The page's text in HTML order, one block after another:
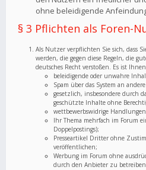
ohne beleidigende
§ 3 Pflichten als Foren-
Als Nutzer verpflichten Sie sich, dass
werden, die gegen diese Regeln, die
deutsches Recht verstoßen. Es ist
beleidigende oder unwahre
Spam über das System an
gesetzlich, insbesondere durch
geschützte Inhalte ohne
wettbewerbswidrige
Ihr Thema mehrfach im Forum
Doppelpostings);
Presseartikel Dritter ohne
veröffentlichen;
Werbung im Forum ohne
durch den Anbieter zu